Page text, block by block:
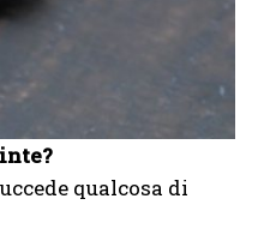
qualcosa di